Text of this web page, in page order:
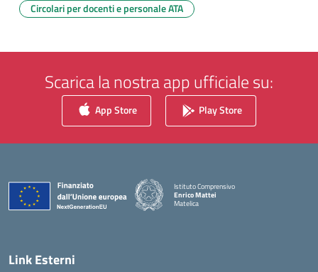
Circolari per docenti e personale ATA
Scarica la nostra app ufficiale su:
App Store Play Store
Istituto Comprensivo
Enrico Mattei
Matelica
Link Esterni